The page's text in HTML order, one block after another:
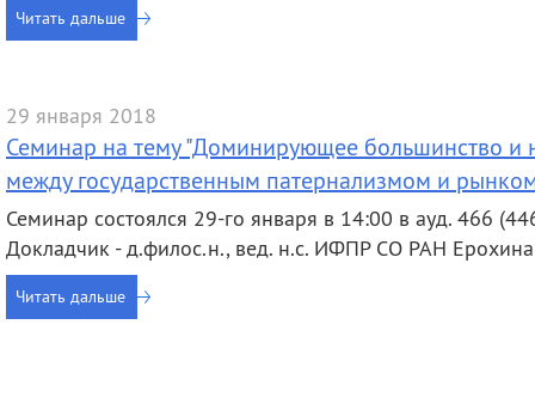
Читать дальше
29 января 2018
Семинар на тему "Доминирующее большинство и
между государственным патернализмом и
Семинар состоялся 29-го января в 14:00 в ауд. 466
Докладчик - д.филос.н., вед. н.с. ИФПР СО РАН
Читать дальше